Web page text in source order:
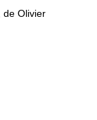
, de Olivier